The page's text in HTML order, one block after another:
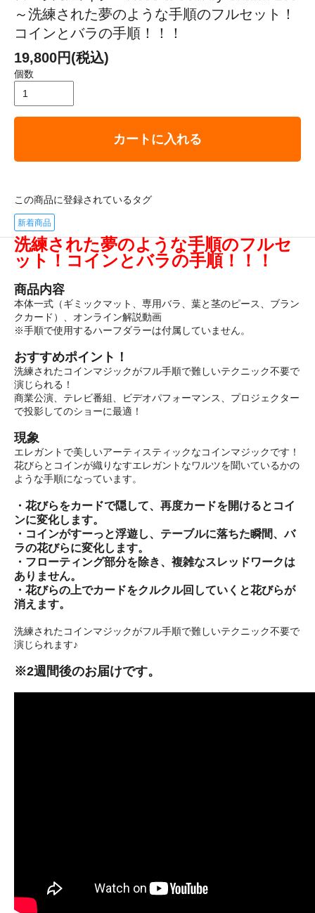
～洗練された夢のような手順のフルセット！
コインとバラの手順！！！
19,800円(税込)
個数
カートに入れる
この商品に登録されているタグ
新着商品
洗練された夢のような手順のフルセ
ット！コインとバラの手順！！！
商品内容
本体一式（ギミックマット、専用バラ、葉と茎のピース、ブラン
クカード）、オンライン解説動画
※手順で使用するハーフダラーは付属していません。
おすすめポイント！
洗練されたコインマジックがフル手順で難しいテクニック不要で
演じられる！
商業公演、テレビ番組、ビデオパフォーマンス、プロジェクター
で投影してのショーに最適！
現象
エレガントで美しいアーティスティックなコインマジックです！
花びらとコインが織りなすエレガントなワルツを聞いているかの
ような手順になっています。
・花びらをカードで隠して、再度カードを開けるとコイ
ンに変化します。
・コインがすーっと浮遊し、テーブルに落ちた瞬間、バ
ラの花びらに変化します。
・フローティング部分を除き、複雑なスレッドワークは
ありません。
・花びらの上でカードをクルクル回していくと花びらが
消えます。
洗練されたコインマジックがフル手順で難しいテクニック不要で
演じられます♪
※2週間後のお届けです。